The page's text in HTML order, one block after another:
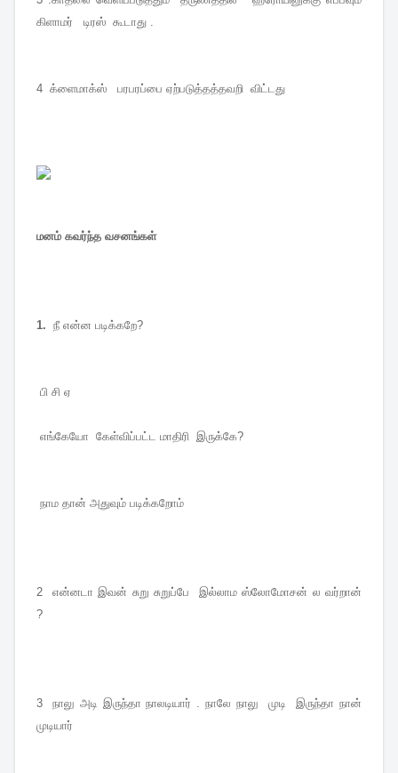
கிளாமர் டிரஸ் கூடாது .
4 க்ளைமாக்ஸ் பரபரப்பை ஏற்படுத்தத்தவறி விட்டது
மனம் கவர்ந்த வசனங்கள்
1. நீ என்ன படிக்கறே?
பி சி ஏ
எங்கேயோ கேள்விப்பட்ட மாதிரி இருக்கே?
நாம தான் அதுவும் படிக்கறோம்
2 என்னடா இவன் சுறு சுறுப்பே இல்லாம ஸ்லோமோசன் ல வர்றான்
?
3 நாலு அடி இருந்தா நாலடியார் . நாலே நாலு முடி இருந்தா நான்
முடியார்